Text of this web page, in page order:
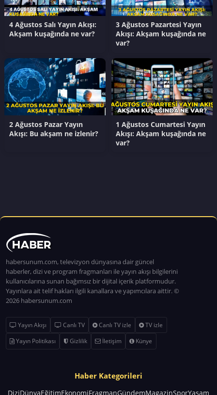
4 Ağustos Salı Yayın Akışı:
Akşam kuşağında ne var?
3 Ağustos Pazartesi Yayın
Akışı: Akşam kuşağında ne
var?
2 Ağustos Pazar Yayın
Akışı: Bu akşam ne izlenir?
1 Ağustos Cumartesi Yayın
Akışı: Akşam kuşağında ne
var?
habersunum.com, televizyon dünyasına dair güncel
haberler, dizi ve program fragmanları ile yayın akışı bilgilerini
kullanıcılarına sunan bağımsız bir dijital içerik platformudur.
Yayınlara ait telif hakları ilgili kanallara ve yapımcılara aittir. ©
2026 habersunum.com
Yayın Akışı Canlı TV Canlı TV izle
TV izle
Yayın Politikası
Gizlilik İletişim Künye
Haber Kategorileri
DiziDünyaEğitimEkonomiFragmanGündemMagazinSporYaşam